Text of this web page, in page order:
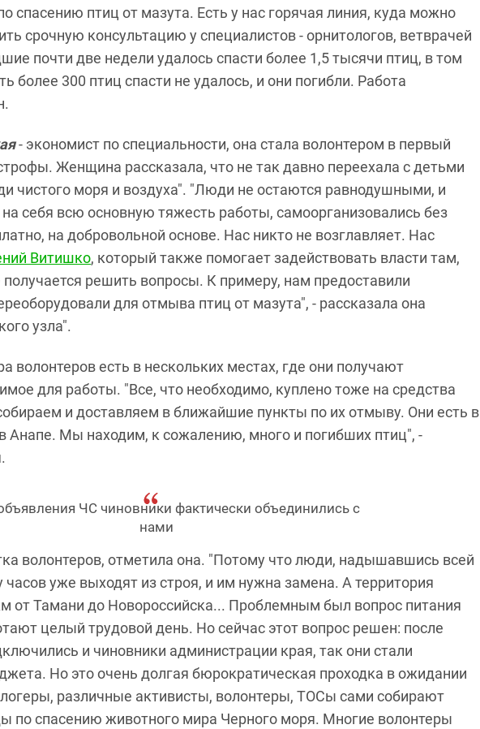
спасению птиц от мазута. Есть у нас горячая линия, куда можно
срочную консультацию у специалистов - орнитологов, ветврачей
почти две недели удалось спасти более 1,5 тысячи птиц, в том
более 300 птиц спасти не удалось, и они погибли. Работа
- экономист по специальности, она стала волонтером в первый
Женщина рассказала, что не так давно переехала с детьми
чистого моря и воздуха". "Люди не остаются равнодушными, и
себя всю основную тяжесть работы, самоорганизовались без
на добровольной основе. Нас никто не возглавляет. Нас
Витишко, который также помогает задействовать власти там,
получается решить вопросы. К примеру, нам предоставили
для отмыва птиц от мазута", - рассказала она
узла".
волонтеров есть в нескольких местах, где они получают
для работы. "Все, что необходимо, куплено тоже на средства
и доставляем в ближайшие пункты по их отмыву. Они есть в
Анапе. Мы находим, к сожалению, много и погибших птиц", -
ЧС чиновники фактически объединились с
нами
волонтеров, отметила она. "Потому что люди, надышавшись всей
часов уже выходят из строя, и им нужна замена. А территория
от Тамани до Новороссийска... Проблемным был вопрос питания
целый трудовой день. Но сейчас этот вопрос решен: после
и чиновники администрации края, так они стали
Но это очень долгая бюрократическая проходка в ожидании
различные активисты, волонтеры, ТОСы сами собирают
по спасению животного мира Черного моря. Многие волонтеры